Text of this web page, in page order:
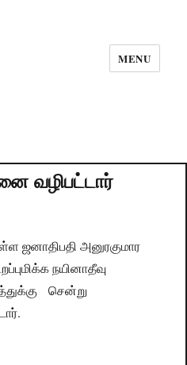
MENU
வழிபட்டார்
ஜனாதிபதி அனுரகுமார
நயினாதீவு
சென்று